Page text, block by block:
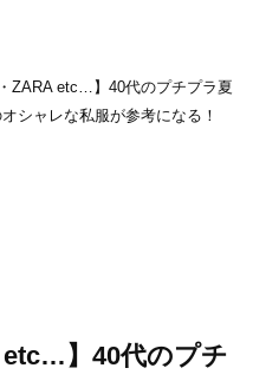
・ZARA etc…】40代のプチプラ夏
シャレな私服が参考になる！
etc…】40代のプチ